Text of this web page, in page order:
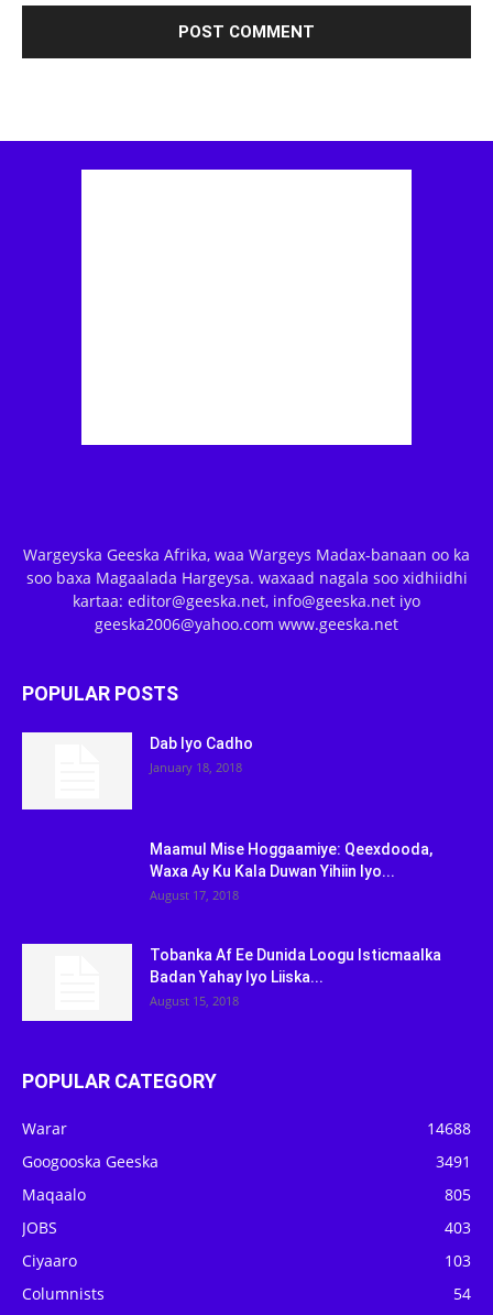
Wargeyska Geeska Afrika, waa Wargeys Madax-banaan oo ka
soo baxa Magaalada Hargeysa. waxaad nagala soo xidhiidhi
kartaa: editor@geeska.net, info@geeska.net iyo
geeska2006@yahoo.com www.geeska.net
POPULAR POSTS
Dab Iyo Cadho
January 18, 2018
Maamul Mise Hoggaamiye: Qeexdooda,
Waxa Ay Ku Kala Duwan Yihiin Iyo...
August 17, 2018
Tobanka Af Ee Dunida Loogu Isticmaalka
Badan Yahay Iyo Liiska...
August 15, 2018
POPULAR CATEGORY
Warar
14688
Googooska Geeska
3491
Maqaalo
805
JOBS
403
Ciyaaro
103
Columnists
54